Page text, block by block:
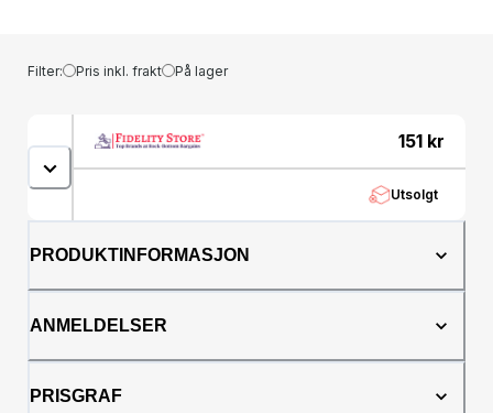
Filter: Pris inkl. frakt På lager
151 kr
Utsolgt
PRODUKTINFORMASJON
ANMELDELSER
PRISGRAF